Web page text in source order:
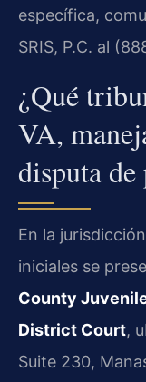
específica,
SRIS, P.C. al
¿Qué
VA,
disputa
En la
iniciales se
County
District Court,
Suite 230,